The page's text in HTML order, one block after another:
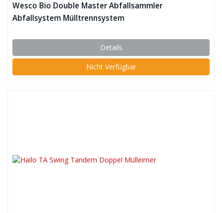
Wesco Bio Double Master Abfallsammler
Abfallsystem Mülltrennsystem
Details
Nicht Verfügbar